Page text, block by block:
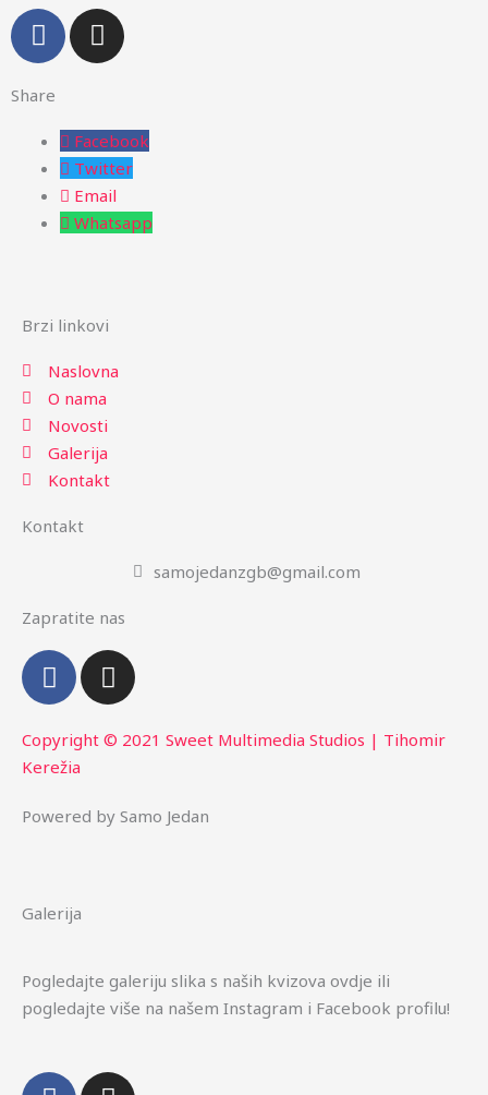
F
a
c
e
b
o
o
k
I
n
s
a
g
r
a
m
Share
Facebook
Twitter
Email
Whatsapp
Brzi linkovi
Naslovna
O nama
Novosti
Galerija
Kontakt
Kontakt
samojedanzgb@gmail.com
Zapratite nas
F
a
c
e
b
o
I
n
s
t
r
Copyright © 2021 Sweet Multimedia Studios | Tihomir
Kerežia
Powered by Samo Jedan
Galerija
Pogledajte galeriju slika s naših kvizova ovdje ili
pogledajte više na našem Instagram i Facebook profilu!
F I